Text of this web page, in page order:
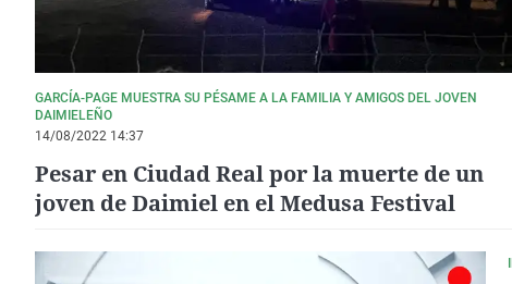
GARCÍA-PAGE MUESTRA SU PÉSAME A LA FAMILIA Y AMIGOS DEL JOVEN
DAIMIELEÑO
14/08/2022 14:37
Pesar en Ciudad Real por la muerte de un
joven de Daimiel en el Medusa Festival